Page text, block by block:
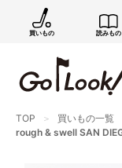
買いもの 読みもの
TOP 買いもの一覧
rough & swell SAN
GO/
新商品情報
まだご登録